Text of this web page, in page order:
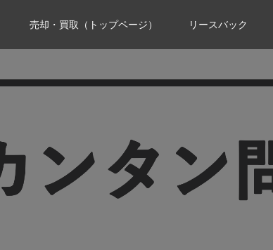
売却・買取（トップページ） リースバック